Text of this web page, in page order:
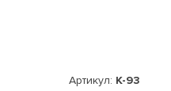
Артикул: K-93